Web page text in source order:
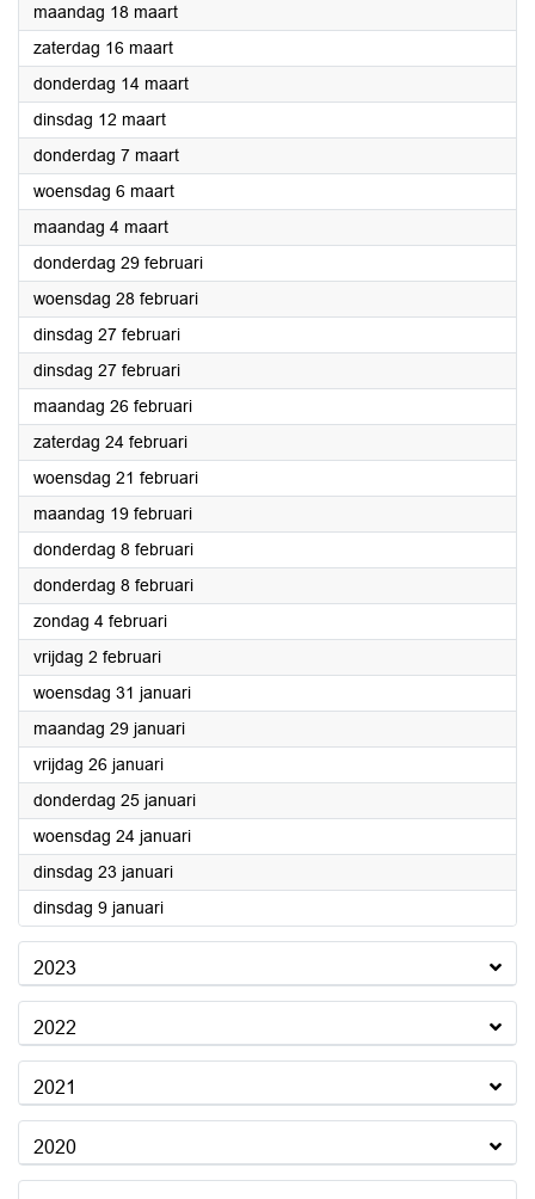
maandag 18 maart2024
zaterdag 16 maart2024
donderdag 14 maart2024
dinsdag 12 maart2024
donderdag 7 maart2024
woensdag 6 maart2024
maandag 4 maart2024
donderdag 29 februari2024
woensdag 28 februari2024
dinsdag 27 februari2024
dinsdag 27 februari2024
maandag 26 februari2024
zaterdag 24 februari2024
woensdag 21 februari2024
maandag 19 februari2024
donderdag 8 februari2024
donderdag 8 februari2024
zondag 4 februari2024
vrijdag 2 februari2024
woensdag 31 januari2024
maandag 29 januari2024
vrijdag 26 januari2024
donderdag 25 januari2024
woensdag 24 januari2024
dinsdag 23 januari2024
dinsdag 9 januari2024
2023
2022
2021
2020